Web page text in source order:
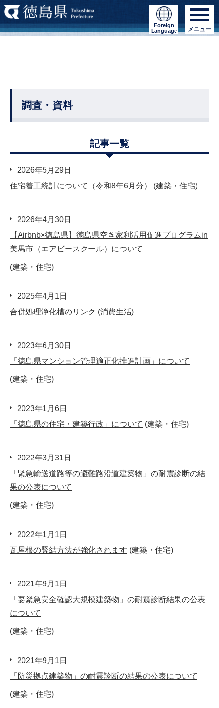
Foreign
Language
メニュー
調査・資料
記事一覧
2026年5月29日
住宅着工統計について（令和8年6月分）
(建築・住宅)
2026年4月30日
【Airbnb×徳島県】徳島県空き家利活用促進プログラムin
美馬市（エアビースクール）について
(建築・住宅)
2025年4月1日
合併処理浄化槽のリンク (消費生活)
2023年6月30日
「徳島県マンション管理適正化推進計画」について
(建築・住宅)
2023年1月6日
「徳島県の住宅・建築行政」について (建築・住宅)
2022年3月31日
「緊急輸送道路等の避難路沿道建築物」の耐震診断の結
果の公表について
(建築・住宅)
2022年1月1日
瓦屋根の緊結方法が強化されます (建築・住宅)
2021年9月1日
「要緊急安全確認大規模建築物」の耐震診断結果の公表
について
(建築・住宅)
2021年9月1日
「防災拠点建築物」の耐震診断の結果の公表について
(建築・住宅)